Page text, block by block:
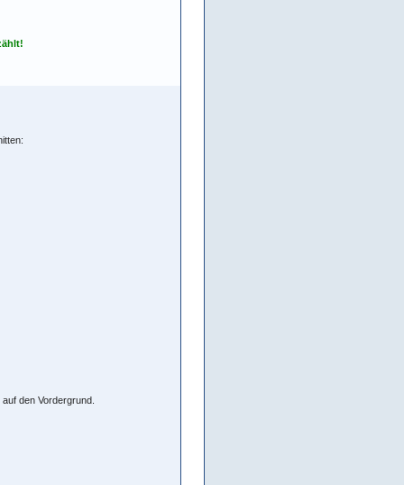
den Vordergrund.